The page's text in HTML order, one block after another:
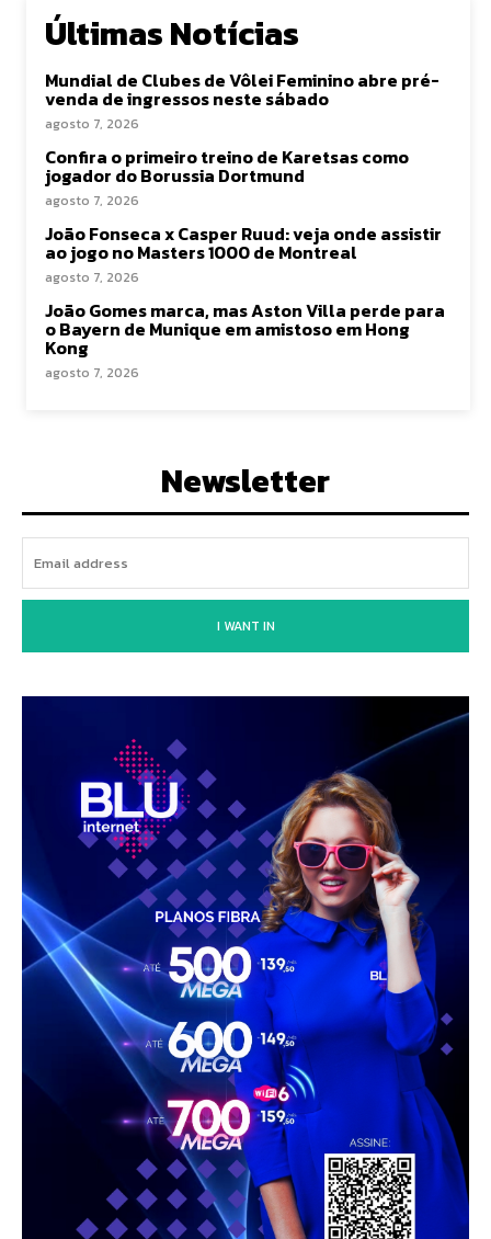
Últimas Notícias
Mundial de Clubes de Vôlei Feminino abre pré-
venda de ingressos neste sábado
agosto 7, 2026
Confira o primeiro treino de Karetsas como
jogador do Borussia Dortmund
agosto 7, 2026
João Fonseca x Casper Ruud: veja onde assistir
ao jogo no Masters 1000 de Montreal
agosto 7, 2026
João Gomes marca, mas Aston Villa perde para
o Bayern de Munique em amistoso em Hong
Kong
agosto 7, 2026
Newsletter
I WANT IN